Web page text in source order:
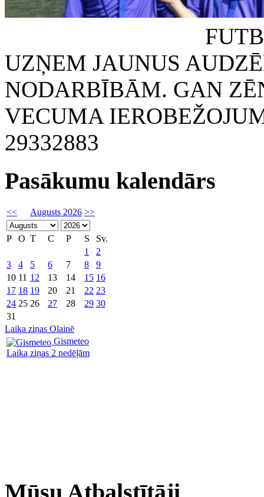
FUTBOLA
UZŅEM JAUNUS
NODARBĪBĀM. GAN
VECUMA
29332883
Pasākumu kalendārs
<< Augusts 2026 >>
P O T C P S
Sv.
1
2
3
4 5 6 7 8
9
10 11 12 13 14 15 16
17 18 19 20 21 22 23
24 25 26 27 28 29 30
31
Laika ziņas Olainē
Gismeteo
Laika ziņas 2 nedēļām